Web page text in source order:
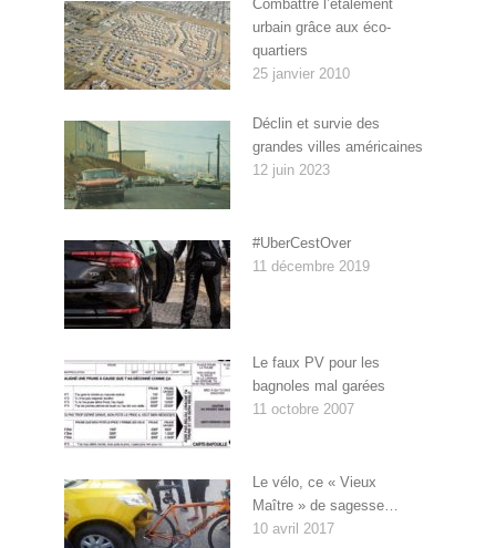
Combattre l’étalement
urbain grâce aux éco-
quartiers
25 janvier 2010
Déclin et survie des
grandes villes américaines
12 juin 2023
#UberCestOver
11 décembre 2019
Le faux PV pour les
bagnoles mal garées
11 octobre 2007
Le vélo, ce « Vieux
Maître » de sagesse…
10 avril 2017